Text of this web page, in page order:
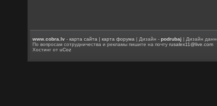
www.cobra.lv -карта сайта |карта форума | Дизайн -podrubaj | Дизайн
По вопросам сотрудничества и рекламы пишите на почтуrusalex11@live.com
Хостинг отuCoz